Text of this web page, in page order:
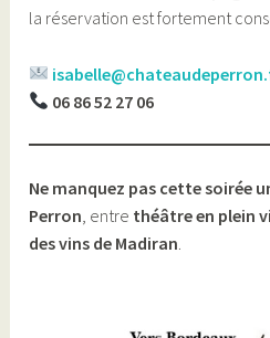
la réservation est fortement
06 86 52 27 06
Ne manquez pas cette soirée
Perron , entre théâtre en plein
des vins de Madiran